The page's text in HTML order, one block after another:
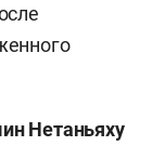
Нетаньяху